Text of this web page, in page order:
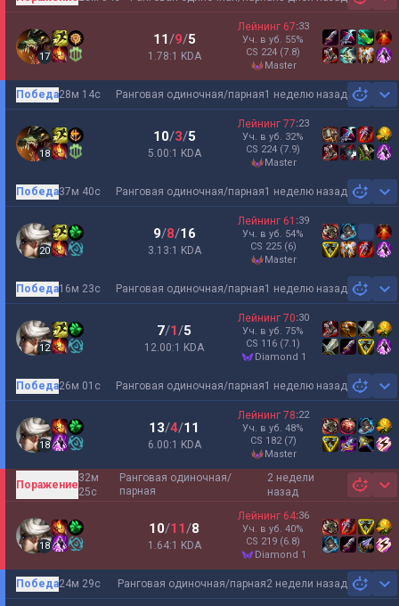
17
11/9/5
1.78:1 KDA
Лейнинг 67:33
Уч. в уб. 55%
CS 224 (7.8)
master
Ранговая одиночная/парная1 неделю назад
Победа28м 14с
18
10/3/5
5.00:1 KDA
Лейнинг 77:23
Уч. в уб. 32%
CS 224 (7.9)
master
Ранговая одиночная/парная1 неделю назад
Победа37м 40с
20
9/8/16
3.13:1 KDA
Лейнинг 61 :39
Уч. в уб. 54%
CS 225 (6)
master
Ранговая одиночная/парная1 неделю назад
Победа16м 23с
12
7/1/5
12.00:1 KDA
Лейнинг 70:30
Уч. в уб. 75%
CS 116 (7.1)
diamond 1
Ранговая одиночная/парная1 неделю назад
Победа26м 01с
18
13/4/11
6.00:1 KDA
Лейнинг 78:22
Уч. в уб. 48%
CS 182 (7)
master
Ранговая одиночная/
парная
2 недели
назад
Поражение
32м
25с
18
10/11/8
1.64:1 KDA
Лейнинг 64:36
Уч. в уб. 40%
CS 219 (6.8)
diamond 1
Ранговая одиночная/парная2 недели назад
Победа24м 29с